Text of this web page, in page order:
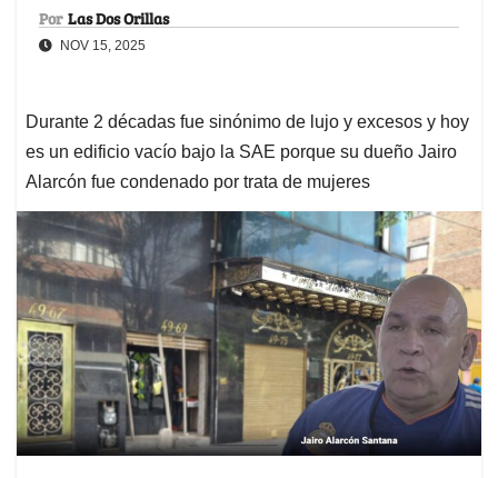
Por Las Dos Orillas
NOV 15, 2025
Durante 2 décadas fue sinónimo de lujo y excesos y hoy
es un edificio vacío bajo la SAE porque su dueño Jairo
Alarcón fue condenado por trata de mujeres